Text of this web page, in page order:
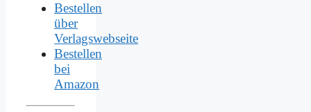
Bestellen
über
Verlagswebseite
Bestellen
bei
Amazon